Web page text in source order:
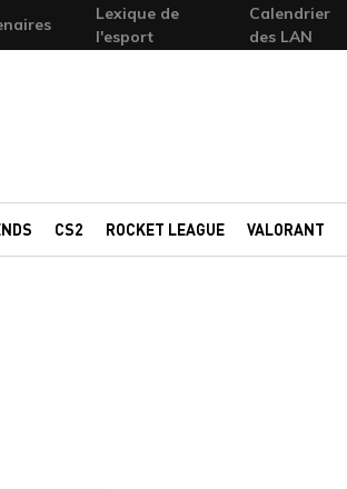
Lexique de
l'esport
Calendrier
des LAN
CS2 ROCKET LEAGUE VALORANT